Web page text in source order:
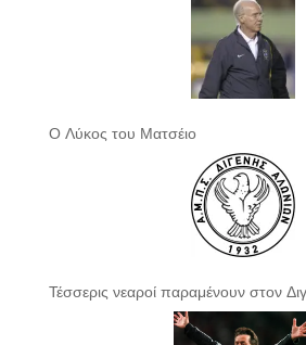
Ο Λύκος του Ματσέιο
Τέσσερις νεαροί παραμένουν στον